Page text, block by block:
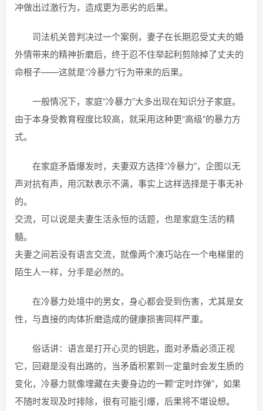
冲做出过激行为，造成更为恶劣的后果。
司法机关曾判决过一个案例，妻子在长期忍受丈夫的婚
外情带来的精神折磨后，终于忍不住举起利剪除掉了丈夫的
命根子——这就是“冷暴力”行为带来的后果。
一般情况下，家庭“冷暴力”大多出现在知识分子家庭。
由于本身受教育程度比较高，就采用这种更“高级”的暴力方
式。
在家庭矛盾爆发时，夫妻双方选择“冷暴力”，企图以无
声对抗有声，用沉默表示不满，事实上这样选择是于事无补
的。
交流，可以说是夫妻生活永恒的话题，也是家庭生活的精
髓。
夫妻之间若没有语言交流，就像两个凑巧站在一个电梯里的
陌生人一样，分手是必然的。
在冷暴力处境中的男女，身心都会受到伤害，尤其是女
性，与直接的肉体折磨造成的健康损害同样严重。
俗话讲：语言是打开心灵的钥匙，面对矛盾必须正视
它，回避是没有出路的，当矛盾积累到一定量时会发生质的
变化，冷暴力就像埋藏在夫妻身边的一颗“定时炸弹”，如果
不随时发现及时排除，很有可能引爆，后果将不堪设想。